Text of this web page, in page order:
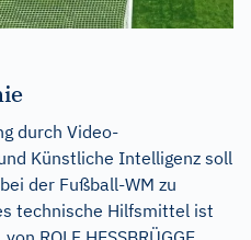
durch Video-
Künstliche Intelligenz soll
der Fußball-WM zu
technische Hilfsmittel ist